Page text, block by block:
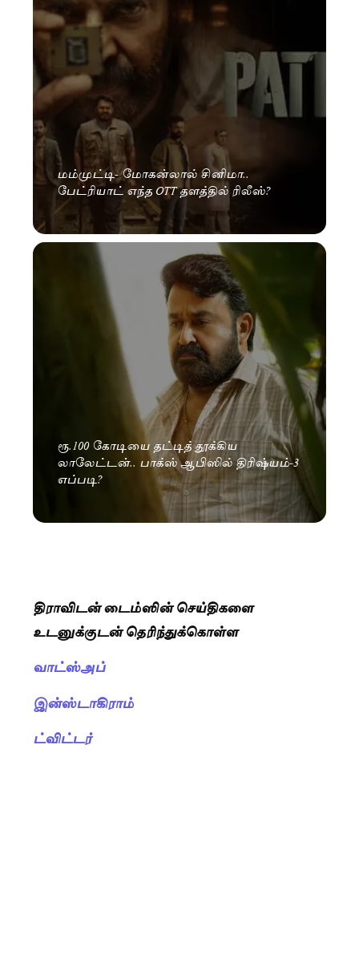
மம்முட்டி- மோகன்லால் சினிமா..
பேட்ரியாட் எந்த OTT தளத்தில் ரிலீஸ்?
ரூ.100 கோடியை தட்டித் தூக்கிய
லாலேட்டன்.. பாக்ஸ் ஆபிஸில் திரிஷ்யம்-3
எப்படி?
திராவிடன் டைம்ஸின் செய்திகளை
உடனுக்குடன் தெரிந்துக்கொள்ள
வாட்ஸ்அப்
இன்ஸ்டாகிராம்
ட்விட்டர்